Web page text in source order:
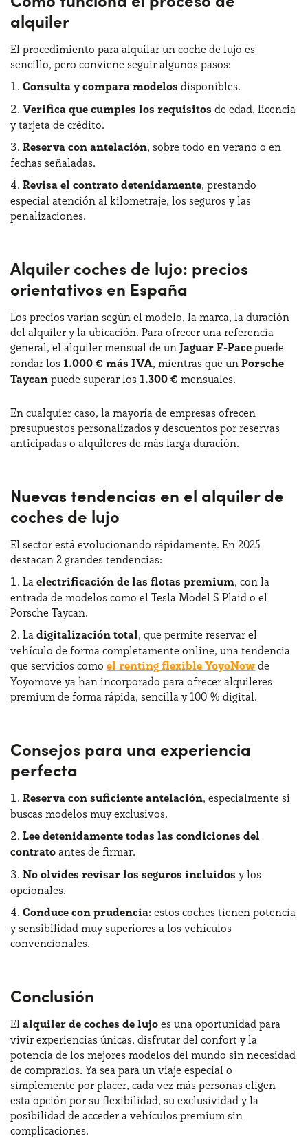
alquiler
El procedimiento para alquilar un coche de lujo es
sencillo, pero conviene seguir algunos pasos:
Consulta y compara modelos disponibles.
Verifica que cumples los requisitos de edad, licencia
y tarjeta de crédito.
Reserva con antelación, sobre todo en verano o en
fechas señaladas.
Revisa el contrato detenidamente, prestando
especial atención al kilometraje, los seguros y las
penalizaciones.
Alquiler coches de lujo: precios
orientativos en España
Los precios varían según el modelo, la marca, la duración
del alquiler y la ubicación. Para ofrecer una referencia
general, el alquiler mensual de un Jaguar F-Pace puede
rondar los 1.000 € más IVA, mientras que un Porsche
Taycan puede superar los 1.300 € mensuales.
En cualquier caso, la mayoría de empresas ofrecen
presupuestos personalizados y descuentos por reservas
anticipadas o alquileres de más larga duración.
Nuevas tendencias en el alquiler de
coches de lujo
El sector está evolucionando rápidamente. En 2025
destacan 2 grandes tendencias:
La electrificación de las flotas premium, con la
entrada de modelos como el Tesla Model S Plaid o el
Porsche Taycan.
La digitalización total, que permite reservar el
vehículo de forma completamente online, una tendencia
que servicios como el renting flexible YoyoNow de
Yoyomove ya han incorporado para ofrecer alquileres
premium de forma rápida, sencilla y 100 % digital.
Consejos para una experiencia
perfecta
Reserva con suficiente antelación, especialmente si
buscas modelos muy exclusivos.
Lee detenidamente todas las condiciones del
contrato antes de firmar.
No olvides revisar los seguros incluidos y los
opcionales.
Conduce con prudencia: estos coches tienen potencia
y sensibilidad muy superiores a los vehículos
convencionales.
Conclusión
El alquiler de coches de lujo es una oportunidad para
vivir experiencias únicas, disfrutar del confort y la
potencia de los mejores modelos del mundo sin necesidad
de comprarlos. Ya sea para un viaje especial o
simplemente por placer, cada vez más personas eligen
esta opción por su flexibilidad, su exclusividad y la
posibilidad de acceder a vehículos premium sin
complicaciones.